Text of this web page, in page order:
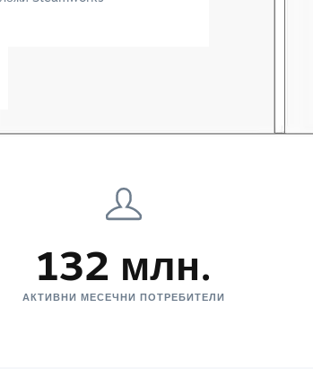
132 млн.
АКТИВНИ МЕСЕЧНИ ПОТРЕБИТЕЛИ